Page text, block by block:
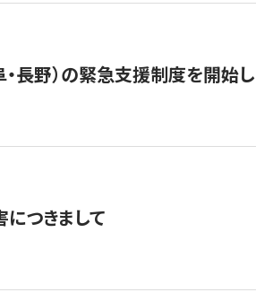
長野）の緊急支援制度を開始
つきまして